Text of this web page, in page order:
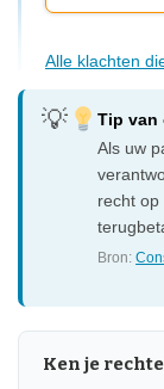
Alle klachten
Tip van
Als uw
recht op
Bron:
Ken je